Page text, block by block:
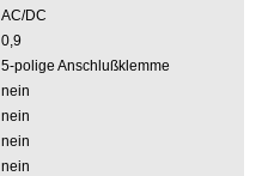
AC/DC
0,9
5-polige Anschlußklemme
nein
nein
nein
nein